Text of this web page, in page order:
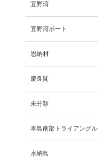
宜野湾
宜野湾ボート
恩納村
慶良間
未分類
本島南部トライアングル
水納島